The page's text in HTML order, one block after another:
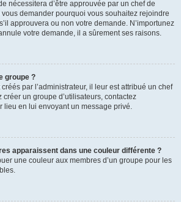
nécessitera d’être approuvée par un chef de
demander pourquoi vous souhaitez rejoindre
approuvera ou non votre demande. N’importunez
votre demande, il a sûrement ses raisons.
groupe ?
par l’administrateur, il leur est attribué un chef
un groupe d’utilisateurs, contactez
lieu en lui envoyant un message privé.
apparaissent dans une couleur différente ?
une couleur aux membres d’un groupe pour les